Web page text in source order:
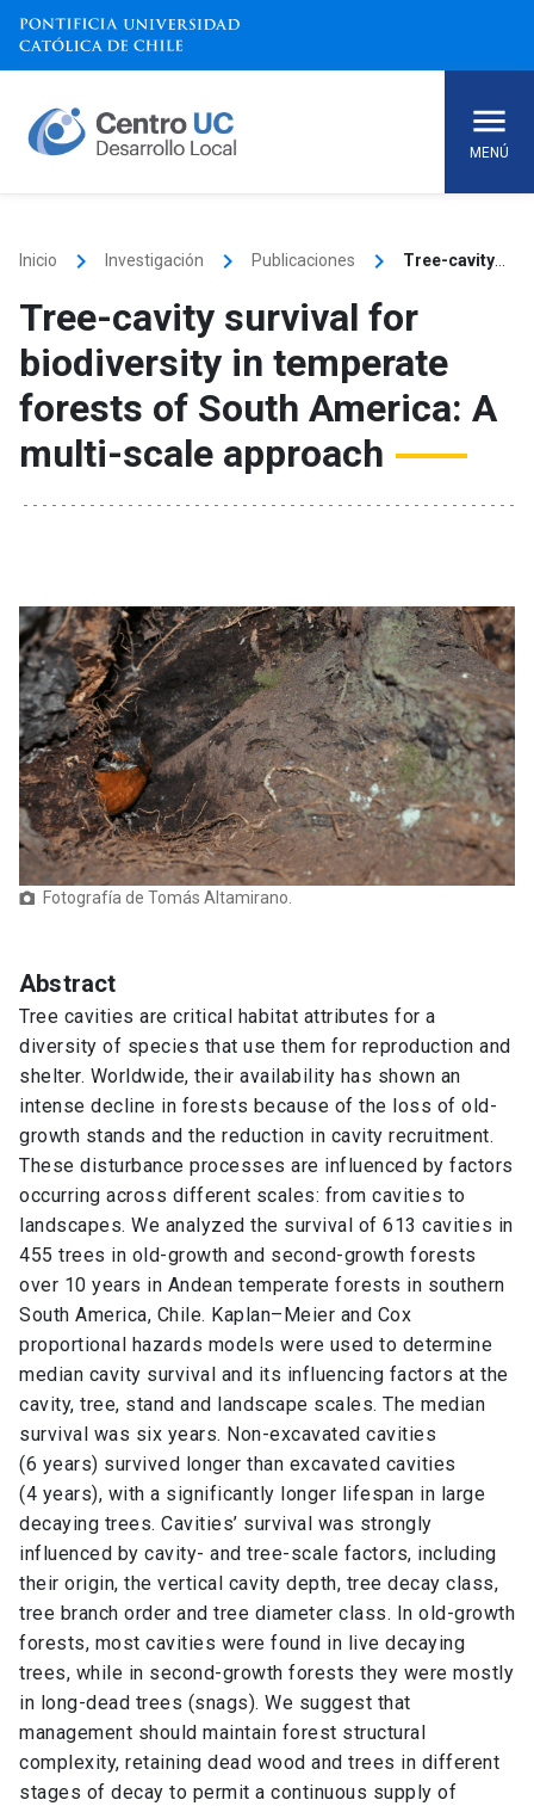
Skip
content
MENÚ
Inicio keyboard_arrow_right Investigación keyboard_arrow_right Publicaciones keyboard_arrow_right
Tree-cavity survival for
biodiversity in temperate
forests of South America: A
multi-scale approach
Fotografía de Tomás Altamirano.
Abstract
Tree cavities are critical habitat attributes for a
diversity of species that use them for reproduction and
shelter. Worldwide, their availability has shown an
intense decline in forests because of the loss of old-
growth stands and the reduction in cavity recruitment.
These disturbance processes are influenced by factors
occurring across different scales: from cavities to
landscapes. We analyzed the survival of 613 cavities in
455 trees in old-growth and second-growth forests
over 10 years in Andean temperate forests in southern
South America, Chile. Kaplan–Meier and Cox
proportional hazards models were used to determine
median cavity survival and its influencing factors at the
cavity, tree, stand and landscape scales. The median
survival was six years. Non-excavated cavities
(6 years) survived longer than excavated cavities
(4 years), with a significantly longer lifespan in large
decaying trees. Cavities’ survival was strongly
influenced by cavity- and tree-scale factors, including
their origin, the vertical cavity depth, tree decay class,
tree branch order and tree diameter class. In old-growth
forests, most cavities were found in live decaying
trees, while in second-growth forests they were mostly
in long-dead trees (snags). We suggest that
management should maintain forest structural
complexity, retaining dead wood and trees in different
stages of decay to permit a continuous supply of